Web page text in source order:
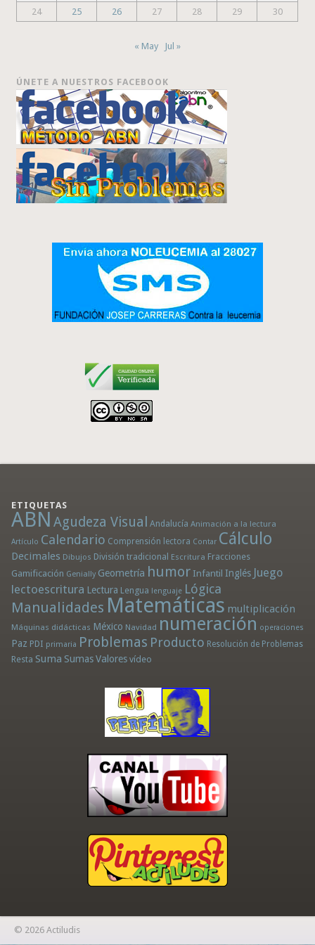
24
25 26 27 28 29 30
« May Jul »
ÚNETE A NUESTROS FACEBOOK
ETIQUETAS
ABN Agudeza Visual Andalucía Animación a la lectura
Artículo Calendario Comprensión lectora Contar Cálculo
Decimales Dibujos División tradicional Escritura Fracciones
Gamificación Genially Geometría humor Infantil Inglés Juego
lectoescritura Lectura Lengua lenguaje Lógica
Manualidades Matemáticas multiplicación
Máquinas didácticas México Navidad numeración operaciones
Paz PDI primaria Problemas Producto Resolución de Problemas
Resta Suma Sumas Valores vídeo
© 2026 Actiludis